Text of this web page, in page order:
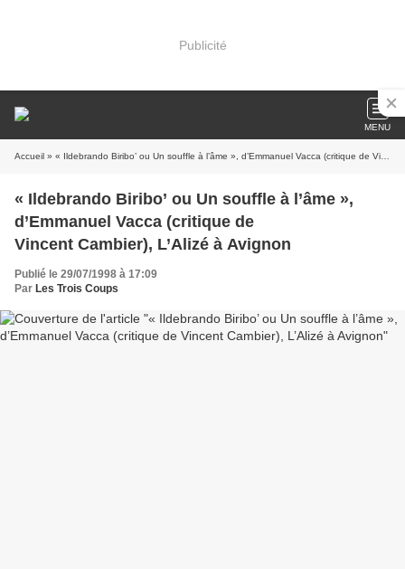
Publicité
MENU
Accueil » « Ildebrando Biribo’ ou Un souffle à l’âme », d’Emmanuel Vacca (critique de Vincent Cambier), L’Alizé à Avignon
« Ildebrando Biribo’ ou Un souffle à l’âme »,
d’Emmanuel Vacca (critique de
Vincent Cambier), L’Alizé à Avignon
Publié le 29/07/1998 à 17:09
Par Les Trois Coups